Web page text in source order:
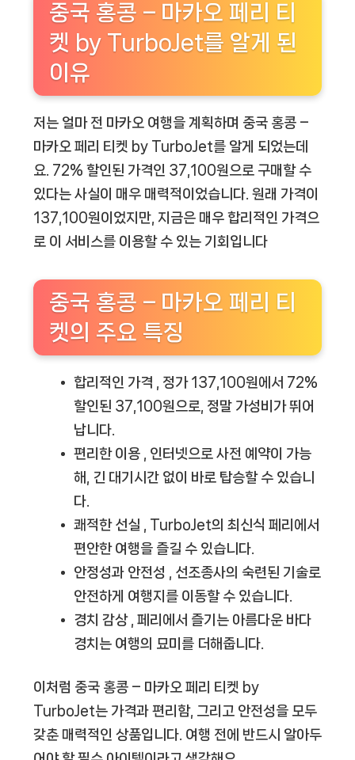
중국 홍콩 – 마카오 페리 티
켓 by TurboJet를 알게 된
이유
저는 얼마 전 마카오 여행을 계획하며 중국 홍콩 –
마카오 페리 티켓 by TurboJet를 알게 되었는데
요. 72% 할인된 가격인 37,100원으로 구매할 수
있다는 사실이 매우 매력적이었습니다. 원래 가격이
137,100원이었지만, 지금은 매우 합리적인 가격으
로 이 서비스를 이용할 수 있는 기회입니다
중국 홍콩 – 마카오 페리 티
켓의 주요 특징
합리적인 가격 , 정가 137,100원에서 72%
할인된 37,100원으로, 정말 가성비가 뛰어
납니다.
편리한 이용 , 인터넷으로 사전 예약이 가능
해, 긴 대기시간 없이 바로 탑승할 수 있습니
다.
쾌적한 선실 , TurboJet의 최신식 페리에서
편안한 여행을 즐길 수 있습니다.
안정성과 안전성 , 선조종사의 숙련된 기술로
안전하게 여행지를 이동할 수 있습니다.
경치 감상, 페리에서 즐기는 아름다운 바다
경치는 여행의 묘미를 더해줍니다.
이처럼 중국 홍콩 – 마카오 페리 티켓 by
TurboJet는 가격과 편리함, 그리고 안전성을 모두
갖춘 매력적인 상품입니다. 여행 전에 반드시 알아두